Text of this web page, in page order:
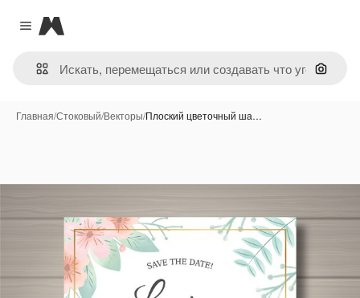
Close menu
Magnific
Поиск
Главная/Стоковый/Векторы/Плоский цветочный ша…